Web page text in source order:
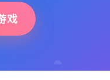
戏